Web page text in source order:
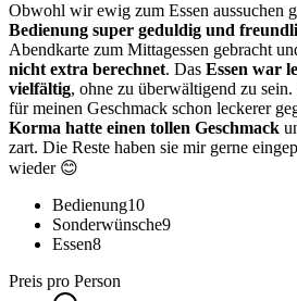
Obwohl wir ewig zum Essen aussuchen
Bedienung super geduldig und
Abendkarte zum Mittagessen gebracht
nicht extra berechnet. Das Essen war
vielfältig, ohne zu überwältigend zu
für meinen Geschmack schon leckerer
Korma hatte einen tollen Geschmack
zart. Die Reste haben sie mir gerne
wieder 😊
Bedienung10
Sonderwünsche9
Essen8
Preis pro Person